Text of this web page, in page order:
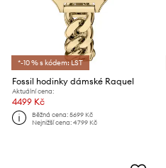
*-10 % s kódem: LST
Fossil hodinky dámské Raquel
Aktuální cena:
4499 Kč
Běžná cena:5699 Kč
Nejnižší cena:4799 Kč